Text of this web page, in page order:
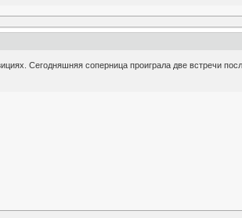
Сегодняшняя соперница проиграла две встречи